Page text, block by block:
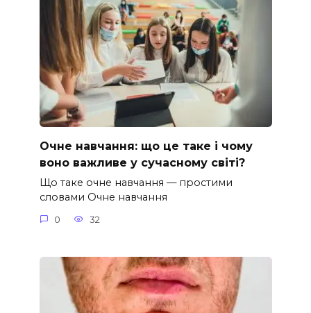
Очне навчання: що це таке і чому
воно важливе у сучасному світі?
Що таке очне навчання — простими
словами Очне навчання
0 32